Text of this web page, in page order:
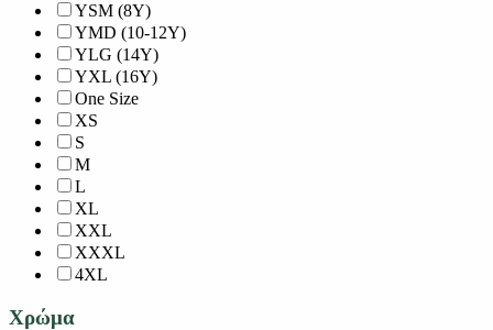
YSM (8Y)
YMD (10-12Y)
YLG (14Y)
YXL (16Y)
One Size
XS
S
M
L
XL
XXL
XXXL
4XL
Χρώμα